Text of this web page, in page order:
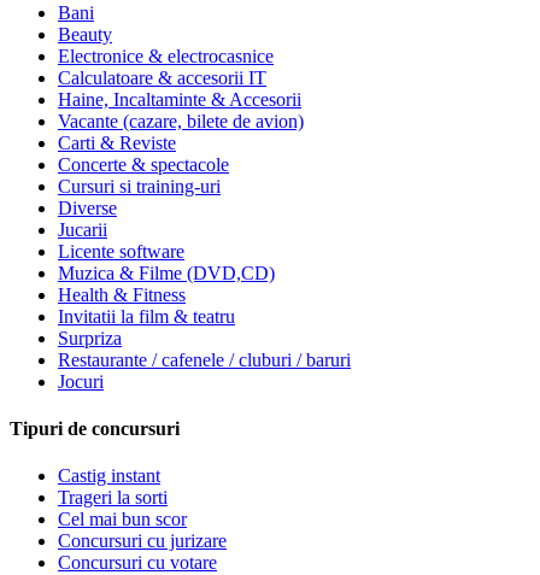
Bani
Beauty
Electronice & electrocasnice
Calculatoare & accesorii IT
Haine, Incaltaminte & Accesorii
Vacante (cazare, bilete de avion)
Carti & Reviste
Concerte & spectacole
Cursuri si training-uri
Diverse
Jucarii
Licente software
Muzica & Filme (DVD,CD)
Health & Fitness
Invitatii la film & teatru
Surpriza
Restaurante / cafenele / cluburi / baruri
Jocuri
Tipuri de concursuri
Castig instant
Trageri la sorti
Cel mai bun scor
Concursuri cu jurizare
Concursuri cu votare